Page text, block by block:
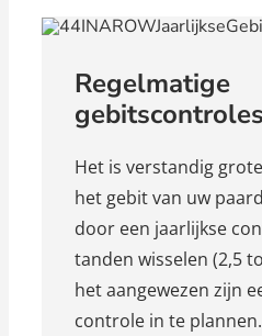
Regelmatige
Het is verstandig
het gebit van uw
door een jaarlijkse
tanden wisselen (2,5
het aangewezen zijn
controle in te plannen.